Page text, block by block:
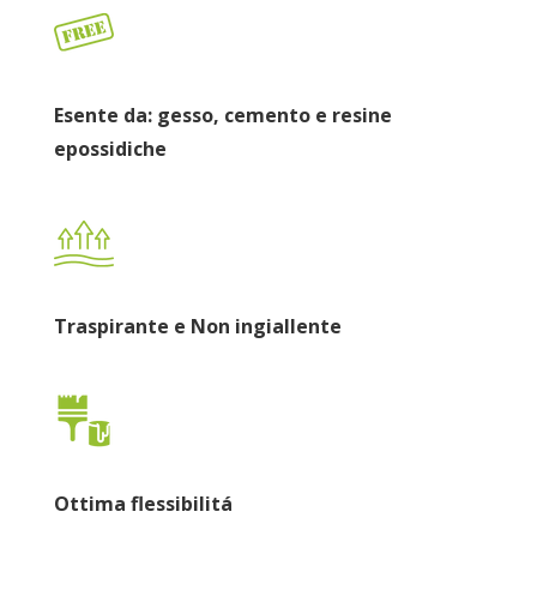
Esente da: gesso, cemento e resine
epossidiche
Traspirante e Non ingiallente
Ottima flessibilitá